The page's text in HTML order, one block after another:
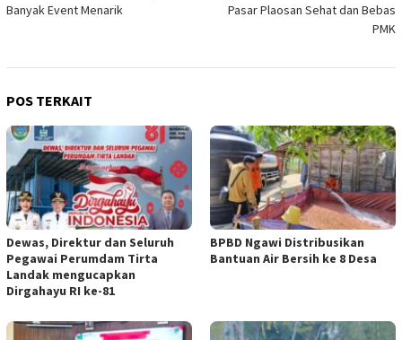
Banyak Event Menarik
Pasar Plaosan Sehat dan Bebas
PMK
POS TERKAIT
Dewas, Direktur dan Seluruh
Pegawai Perumdam Tirta
Landak mengucapkan
Dirgahayu RI ke-81
BPBD Ngawi Distribusikan
Bantuan Air Bersih ke 8 Desa